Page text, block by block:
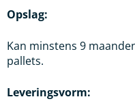
Opslag:
Kan minstens 9
pallets.
Leveringsvorm: